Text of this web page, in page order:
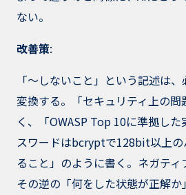
ない。
改善策:
「〜しないこと」という記述は
変換する。「セキュリティ上の
く、「OWASP Top 10に準拠し
スワードはbcryptで128bit以上の
ること」のように書く。ネガティ
その逆の「何をした状態が正解